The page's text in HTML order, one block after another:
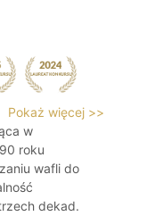
Pokaż więcej >>
w
roku
wafli do
dekad.